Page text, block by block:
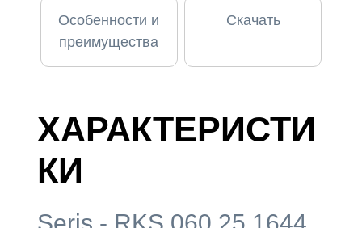
Особенности и
преимущества
Скачать
ХАРАКТЕРИСТИ
КИ